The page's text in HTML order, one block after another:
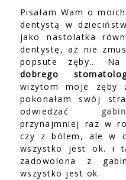
Pisałam Wam o
dentystą w
jako nastolatka
dentystę, aż nie
popsute zęby…
dobrego
wizytom moje zęby
pokonałam swój
odwiedzać
przynajmniej raz w
czy z bólem, ale w
wszystko jest ok. i
zadowolona z
wszystko jest ok.